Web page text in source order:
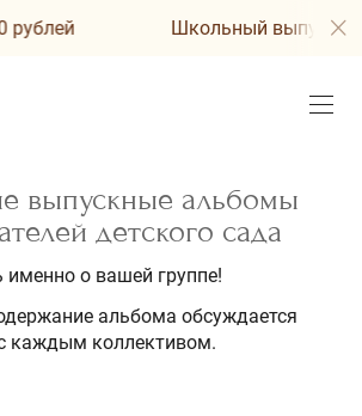
Школьный выпускной
выпускные альбомы
детского сада
именно о вашей группе!
альбома обсуждается
каждым коллективом.